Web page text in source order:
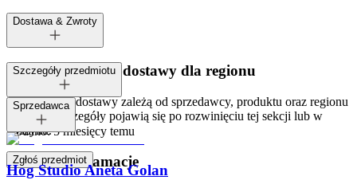
Dostawa & Zwroty
Dostępne metody dostawy dla regionu
Opcje i koszt dostawy zależą od sprzedawcy, produktu oraz regionu
dostawy. Szczegóły pojawią się po rozwinięciu tej sekcji lub w
koszyku.
Zwroty i reklamacje
Szczegóły przedmiotu
Tagi:
Dodano:5 miesięcy temu
Zgłoś przedmiot
Sprzedawca
Hog Studio Aneta Golan